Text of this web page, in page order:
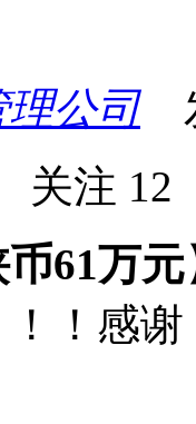
公司
关注 12
61万元
！感谢